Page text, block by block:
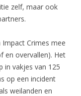
zelf, maar ook
Crimes mee
en overvallen). Het
in vakjes van 125
op een incident
weilanden en